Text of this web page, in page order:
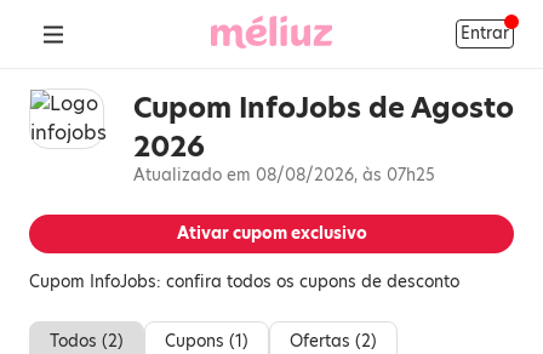
Entrar
Cupom InfoJobs de Agosto
2026
Atualizado em 08/08/2026, às 07h25
Ativar cupom exclusivo
Cupom InfoJobs: confira todos os cupons de desconto
Todos (2) Cupons (1) Ofertas (2)